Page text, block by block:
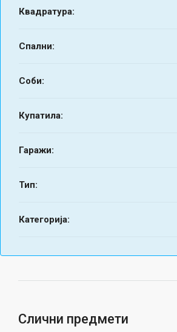
Квадратура:
Спални:
Соби:
Купатила:
Гаражи:
Тип:
Категорија:
Слични предмети